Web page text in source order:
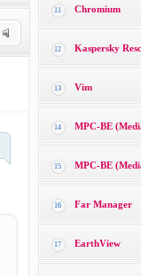
11 Chromium
12 Kaspersky
13 Vim
14 MPC-BE
15 MPC-BE
16 Far Manager
17 EarthView